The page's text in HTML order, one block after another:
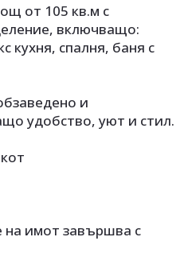
от 105 кв.м с
включващо:
кухня, спалня, баня с
и
удобство, уют и стил.
на имот завършва с